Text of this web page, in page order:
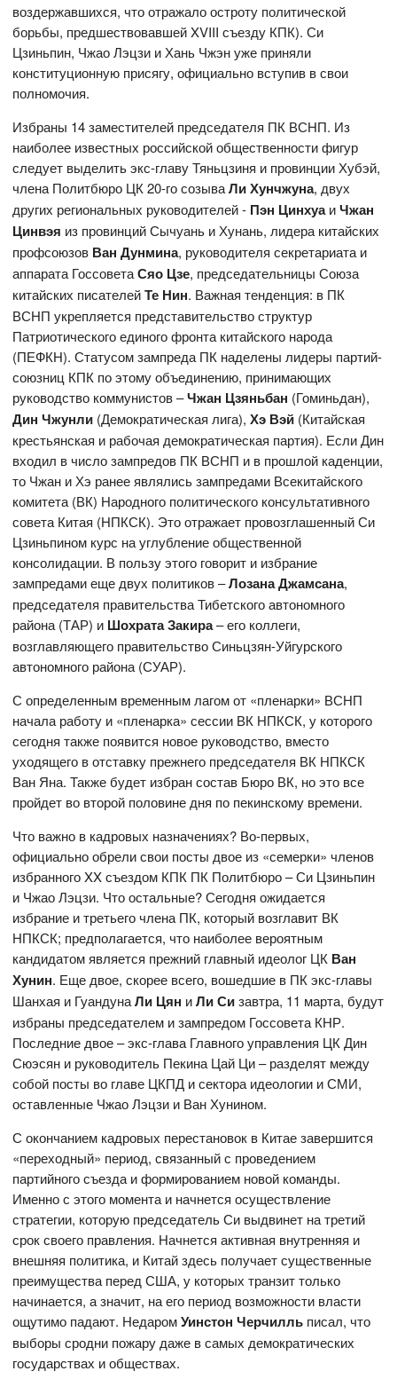
воздержавшихся, что отражало остроту политической
борьбы, предшествовавшей XVIII съезду КПК). Си
Цзиньпин, Чжао Лэцзи и Хань Чжэн уже приняли
конституционную присягу, официально вступив в свои
полномочия.
Избраны 14 заместителей председателя ПК ВСНП. Из
наиболее известных российской общественности фигур
следует выделить экс-главу Тяньцзиня и провинции Хубэй,
члена Политбюро ЦК 20-го созываЛи Хунчжуна, двух
других региональных руководителей - Пэн ЦинхуаиЧжан
Цинвэя из провинций Сычуань и Хунань, лидера китайских
профсоюзов Ван Дунмина, руководителя секретариата и
аппарата ГоссоветаСяо Цзе, председательницы Союза
китайских писателейТе Нин. Важная тенденция: в ПК
ВСНП укрепляется представительство структур
Патриотического единого фронта китайского народа
(ПЕФКН). Статусом зампреда ПК наделены лидеры партий-
союзниц КПК по этому объединению, принимающих
руководство коммунистов –Чжан Цзяньбан (Гоминьдан),
Дин Чжунли (Демократическая лига),Хэ Вэй (Китайская
крестьянская и рабочая демократическая партия). Если Дин
входил в число зампредов ПК ВСНП и в прошлой каденции,
то Чжан и Хэ ранее являлись зампредами Всекитайского
комитета (ВК) Народного политического консультативного
совета Китая (НПКСК). Это отражает провозглашенный Си
Цзиньпином курс на углубление общественной
консолидации. В пользу этого говорит и избрание
зампредами еще двух политиков –Лозана Джамсана,
председателя правительства Тибетского автономного
района (ТАР) и Шохрата Закира– его коллеги,
возглавляющего правительство Синьцзян-Уйгурского
автономного района (СУАР).
С определенным временным лагом от «пленарки» ВСНП
начала работу и «пленарка» сессии ВК НПКСК, у которого
сегодня также появится новое руководство, вместо
уходящего в отставку прежнего председателя ВК НПКСК
Ван Яна. Также будет избран состав Бюро ВК, но это все
пройдет во второй половине дня по пекинскому времени.
Что важно в кадровых назначениях? Во-первых,
официально обрели свои посты двое из «семерки» членов
избранного XX съездом КПК ПК Политбюро – Си Цзиньпин
и Чжао Лэцзи. Что остальные? Сегодня ожидается
избрание и третьего члена ПК, который возглавит ВК
НПКСК; предполагается, что наиболее вероятным
кандидатом является прежний главный идеолог ЦК Ван
Хунин. Еще двое, скорее всего, вошедшие в ПК экс-главы
Шанхая и ГуандунаЛи Цян иЛи Сизавтра, 11 марта, будут
избраны председателем и зампредом Госсовета КНР.
Последние двое – экс-глава Главного управления ЦК Дин
Сюэсян и руководитель Пекина Цай Ци – разделят между
собой посты во главе ЦКПД и сектора идеологии и СМИ,
оставленные Чжао Лэцзи и Ван Хунином.
С окончанием кадровых перестановок в Китае завершится
«переходный» период, связанный с проведением
партийного съезда и формированием новой команды.
Именно с этого момента и начнется осуществление
стратегии, которую председатель Си выдвинет на третий
срок своего правления. Начнется активная внутренняя и
внешняя политика, и Китай здесь получает существенные
преимущества перед США, у которых транзит только
начинается, а значит, на его период возможности власти
ощутимо падают. НедаромУинстон Черчилль писал, что
выборы сродни пожару даже в самых демократических
государствах и обществах.